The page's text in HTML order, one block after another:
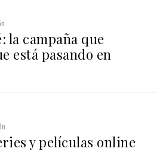
la campaña que
está pasando en
y películas online